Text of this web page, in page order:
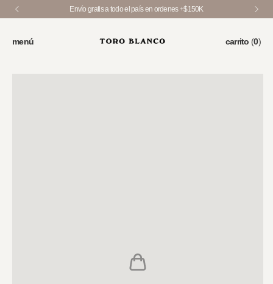
Envío gratis a todo el país en ordenes +$150K
menú carrito (0)